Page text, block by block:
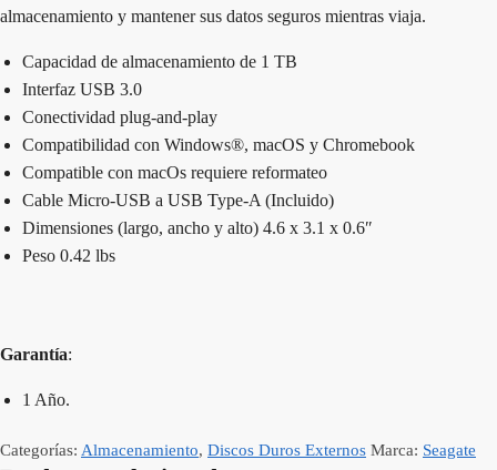
almacenamiento y mantener sus datos seguros mientras viaja.
Capacidad de almacenamiento de 1 TB
Interfaz USB 3.0
Conectividad plug-and-play
Compatibilidad con Windows®, macOS y Chromebook
Compatible con macOs requiere reformateo
Cable Micro-USB a USB Type-A (Incluido)
Dimensiones (largo, ancho y alto) 4.6 x 3.1 x 0.6″
Peso 0.42 lbs
Garantía:
1 Año.
Categorías: Almacenamiento, Discos Duros Externos Marca: Seagate